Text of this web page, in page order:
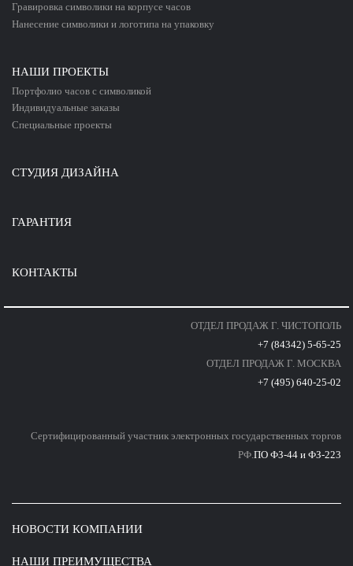
Гравировка символики на корпусе часов
Нанесение символики и логотипа на упаковку
НАШИ ПРОЕКТЫ
Портфолио часов с символикой
Индивидуальные заказы
Специальные проекты
СТУДИЯ ДИЗАЙНА
ГАРАНТИЯ
КОНТАКТЫ
ОТДЕЛ ПРОДАЖ Г. ЧИСТОПОЛЬ
+7 (84342) 5-65-25
ОТДЕЛ ПРОДАЖ Г. МОСКВА
+7 (495) 640-25-02
Сертифицированный участник электронных государственных торгов
РФ.ПО ФЗ-44 и ФЗ-223
НОВОСТИ КОМПАНИИ
НАШИ ПРЕИМУЩЕСТВА